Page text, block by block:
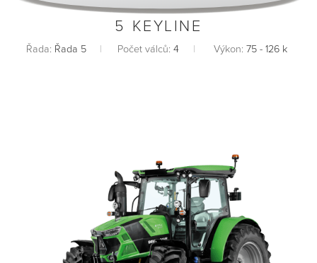
5 KEYLINE
Řada: Řada 5 Počet válců: 4 Výkon: 75 - 126 k